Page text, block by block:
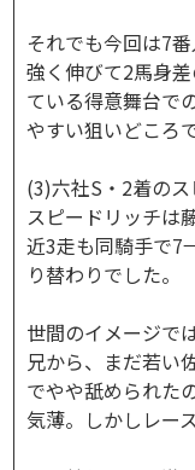
それでも今回は7
強く伸びて2馬身
ている得意舞台で
やすい狙いどころ
(3)六社S・2着の
スピードリッチは
近3走も同騎手で
り替わりでした。
世間のイメージで
兄から、まだ若い
でやや舐められた
気薄。しかしレー